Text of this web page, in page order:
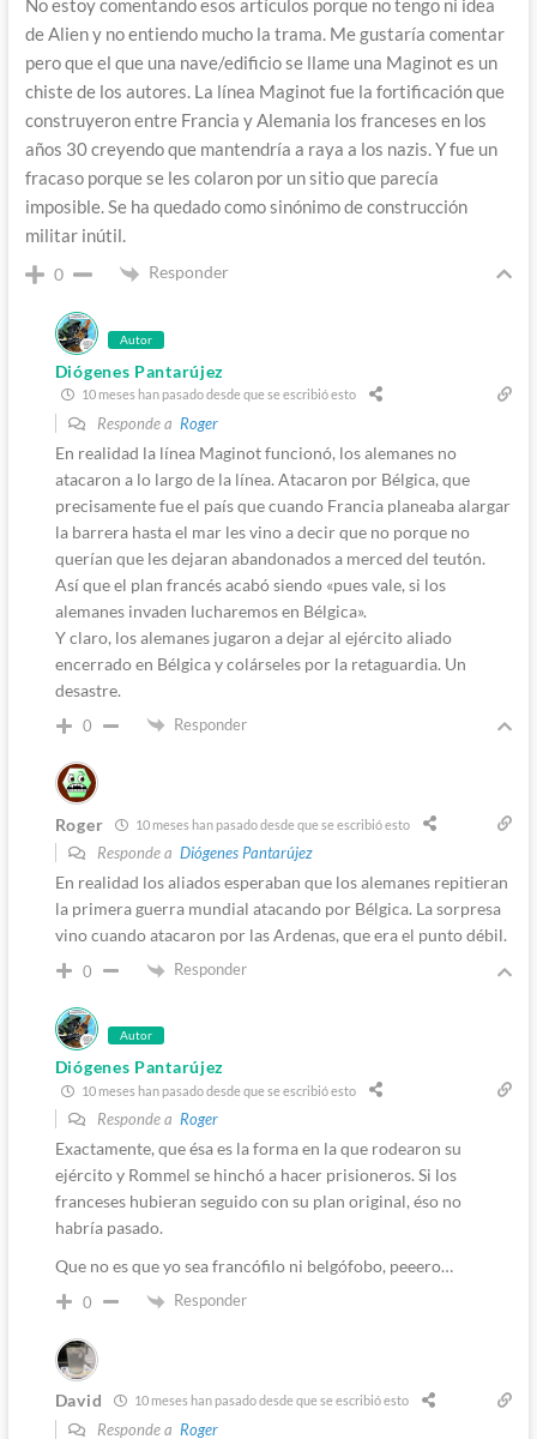
No estoy comentando esos artículos porque no tengo ni idea
de Alien y no entiendo mucho la trama. Me gustaría comentar
pero que el que una nave/edificio se llame una Maginot es un
chiste de los autores. La línea Maginot fue la fortificación que
construyeron entre Francia y Alemania los franceses en los
años 30 creyendo que mantendría a raya a los nazis. Y fue un
fracaso porque se les colaron por un sitio que parecía
imposible. Se ha quedado como sinónimo de construcción
militar inútil.
0 Responder
Autor
Diógenes Pantarújez
10 meses han pasado desde que se escribió esto
Responde a Roger
En realidad la línea Maginot funcionó, los alemanes no
atacaron a lo largo de la línea. Atacaron por Bélgica, que
precisamente fue el país que cuando Francia planeaba alargar
la barrera hasta el mar les vino a decir que no porque no
querían que les dejaran abandonados a merced del teutón.
Así que el plan francés acabó siendo «pues vale, si los
alemanes invaden lucharemos en Bélgica».
Y claro, los alemanes jugaron a dejar al ejército aliado
encerrado en Bélgica y colárseles por la retaguardia. Un
desastre.
0 Responder
Roger 10 meses han pasado desde que se escribió esto
Responde a Diógenes Pantarújez
En realidad los aliados esperaban que los alemanes repitieran
la primera guerra mundial atacando por Bélgica. La sorpresa
vino cuando atacaron por las Ardenas, que era el punto débil.
0 Responder
Autor
Diógenes Pantarújez
10 meses han pasado desde que se escribió esto
Responde a Roger
Exactamente, que ésa es la forma en la que rodearon su
ejército y Rommel se hinchó a hacer prisioneros. Si los
franceses hubieran seguido con su plan original, éso no
habría pasado.
Que no es que yo sea francófilo ni belgófobo, peeero…
0 Responder
David 10 meses han pasado desde que se escribió esto
Responde a Roger